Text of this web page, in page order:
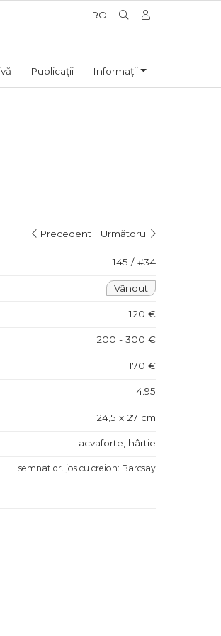
RO
Publicații Informații
Precedent | Următorul
145 / #34
Vândut
120 €
200 - 300 €
170 €
4.95
24,5 x 27 cm
acvaforte, hârtie
semnat dr. jos cu creion: Barcsay